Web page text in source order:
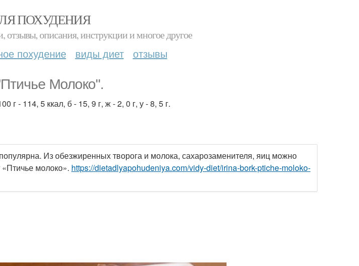
ПОХУДЕНИЯ
отзывы, описания, инструкции и многое другое
похудение виды диет отзывы
Молоко".
г - 114, 5 ккал, б - 15, 9 г, ж - 2, 0 г, у - 8, 5 г.
Из обезжиренных творога и молока, сахарозаменителя, яиц можно
«Птичье молоко». https://dietadlyapohudeniya.com/vidy-diet/irina-bork-ptiche-moloko-